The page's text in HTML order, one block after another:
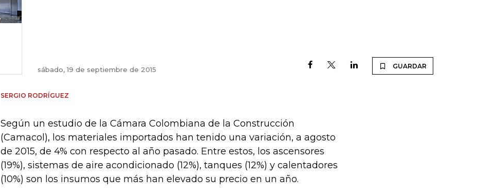
sábado, 19 de septiembre de 2015 GUARDAR
SERGIO RODRÍGUEZ
Según un estudio de la Cámara Colombiana de la Construcción
(Camacol), los materiales importados han tenido una variación, a agosto
de 2015, de 4% con respecto al año pasado. Entre estos, los ascensores
(19%), sistemas de aire acondicionado (12%), tanques (12%) y calentadores
(10%) son los insumos que más han elevado su precio en un año.